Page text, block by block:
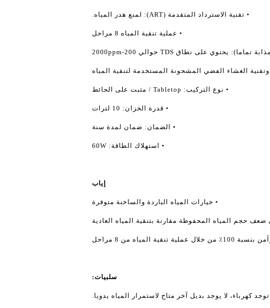
• تقنية الاسترداد المتقدمة (ART): لمنع هدر المياه.
• عملية تنقية المياه 8 مراحل
• نوع التركيب: Tabletop / مثبت على الحائط
• قدرة الخزان: 10 لترات
• الضمان: ضمان لمدة سنة
• استهلاك الطاقة: 60W
إياب
• خيارات المياه الباردة والساخنة متوفرة
ضعف حجم المياه المحفوظة مقارنة بتنقية المياه العادية
المياه من 8 مراحل
سلبيات:
كهرباء، لا يوجد بديل آخر متاح لاستمرار المياه يدويا.